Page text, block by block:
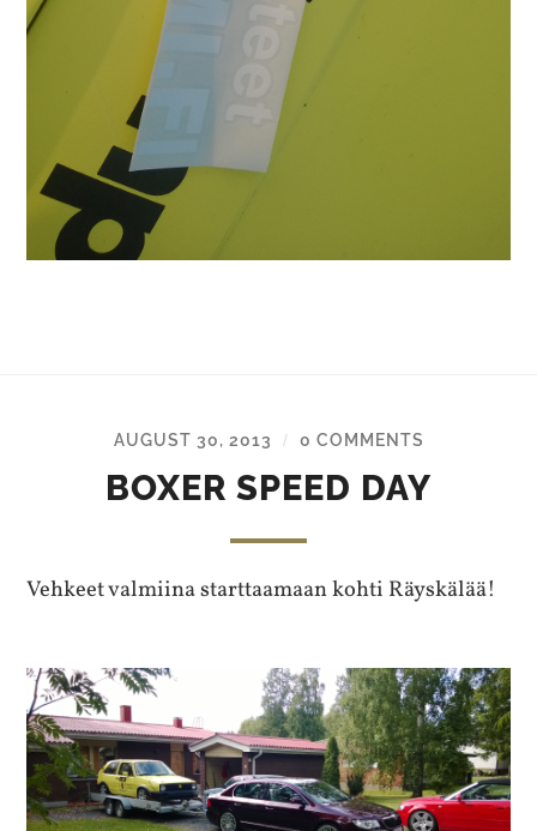
AUGUST 30, 2013 / 0 COMMENTS
BOXER SPEED DAY
Vehkeet valmiina starttaamaan kohti Räyskälää!